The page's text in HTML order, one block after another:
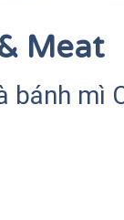
Meat
bánh mì